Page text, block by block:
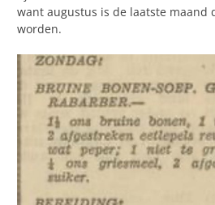
want augustus is de laatste maand
worden.